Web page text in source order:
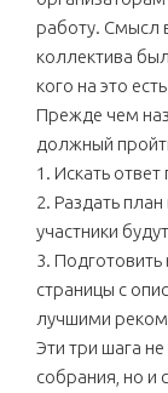
работу. Смысл
коллектива
кого на это
Прежде чем
должный
1. Искать
2. Раздать
участники
3.
страницы с
лучшими
Эти три шага
собрания, но и